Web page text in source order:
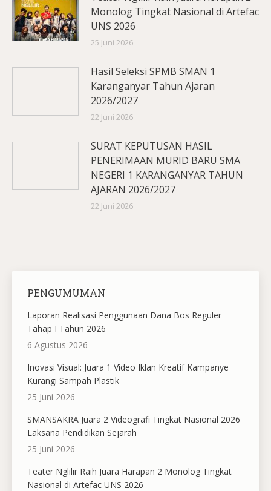
Monolog Tingkat Nasional di Artefac
UNS 2026
25 Juni 2026
Hasil Seleksi SPMB SMAN 1
Karanganyar Tahun Ajaran
2026/2027
22 Juni 2026
SURAT KEPUTUSAN HASIL
PENERIMAAN MURID BARU SMA
NEGERI 1 KARANGANYAR TAHUN
AJARAN 2026/2027
22 Juni 2026
PENGUMUMAN
Laporan Realisasi Penggunaan Dana Bos Reguler
Tahap I Tahun 2026
6 Agustus 2026
Inovasi Visual: Juara 1 Video Iklan Kreatif Kampanye
Kurangi Sampah Plastik
25 Juni 2026
SMANSAKRA Juara 2 Videografi Tingkat Nasional 2026
Laksana Pendidikan Sejarah
25 Juni 2026
Teater Nglilir Raih Juara Harapan 2 Monolog Tingkat
Nasional di Artefac UNS 2026